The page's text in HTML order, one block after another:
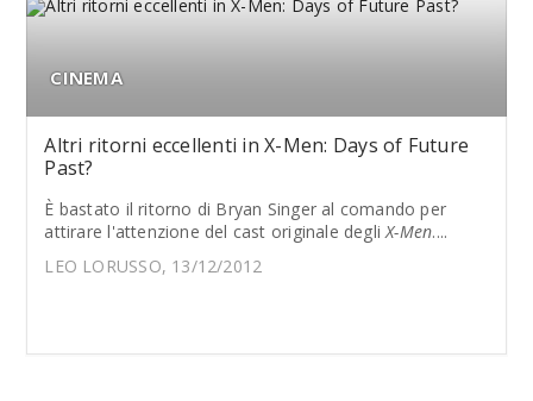
CINEMA
Altri ritorni eccellenti in X-Men: Days of Future
Past?
È bastato il ritorno di Bryan Singer al comando per
attirare l'attenzione del cast originale degliX-Men....
LEO LORUSSO, 13/12/2012